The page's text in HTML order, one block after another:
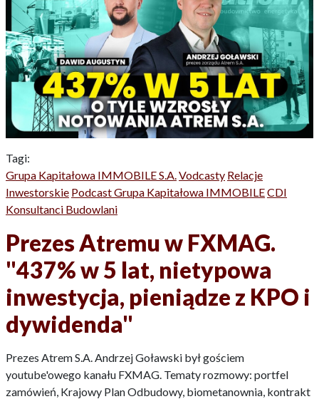
Tagi:
Grupa Kapitałowa IMMOBILE S.A.Vodcasty Relacje
Inwestorskie Podcast Grupa Kapitałowa IMMOBILECDI
Konsultanci Budowlani
Prezes Atremu w FXMAG.
"437% w 5 lat, nietypowa
inwestycja, pieniądze z KPO i
dywidenda"
Prezes Atrem S.A. Andrzej Goławski był gościem
youtube'owego kanału FXMAG. Tematy rozmowy: portfel
zamówień, Krajowy Plan Odbudowy, biometanownia, kontrakt